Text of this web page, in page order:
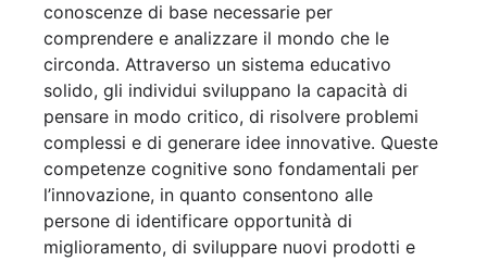
conoscenze di base necessarie per
comprendere e analizzare il mondo che le
circonda. Attraverso un sistema educativo
solido, gli individui sviluppano la capacità di
pensare in modo critico, di risolvere problemi
complessi e di generare idee innovative. Queste
competenze cognitive sono fondamentali per
l’innovazione, in quanto consentono alle
persone di identificare opportunità di
miglioramento, di sviluppare nuovi prodotti e